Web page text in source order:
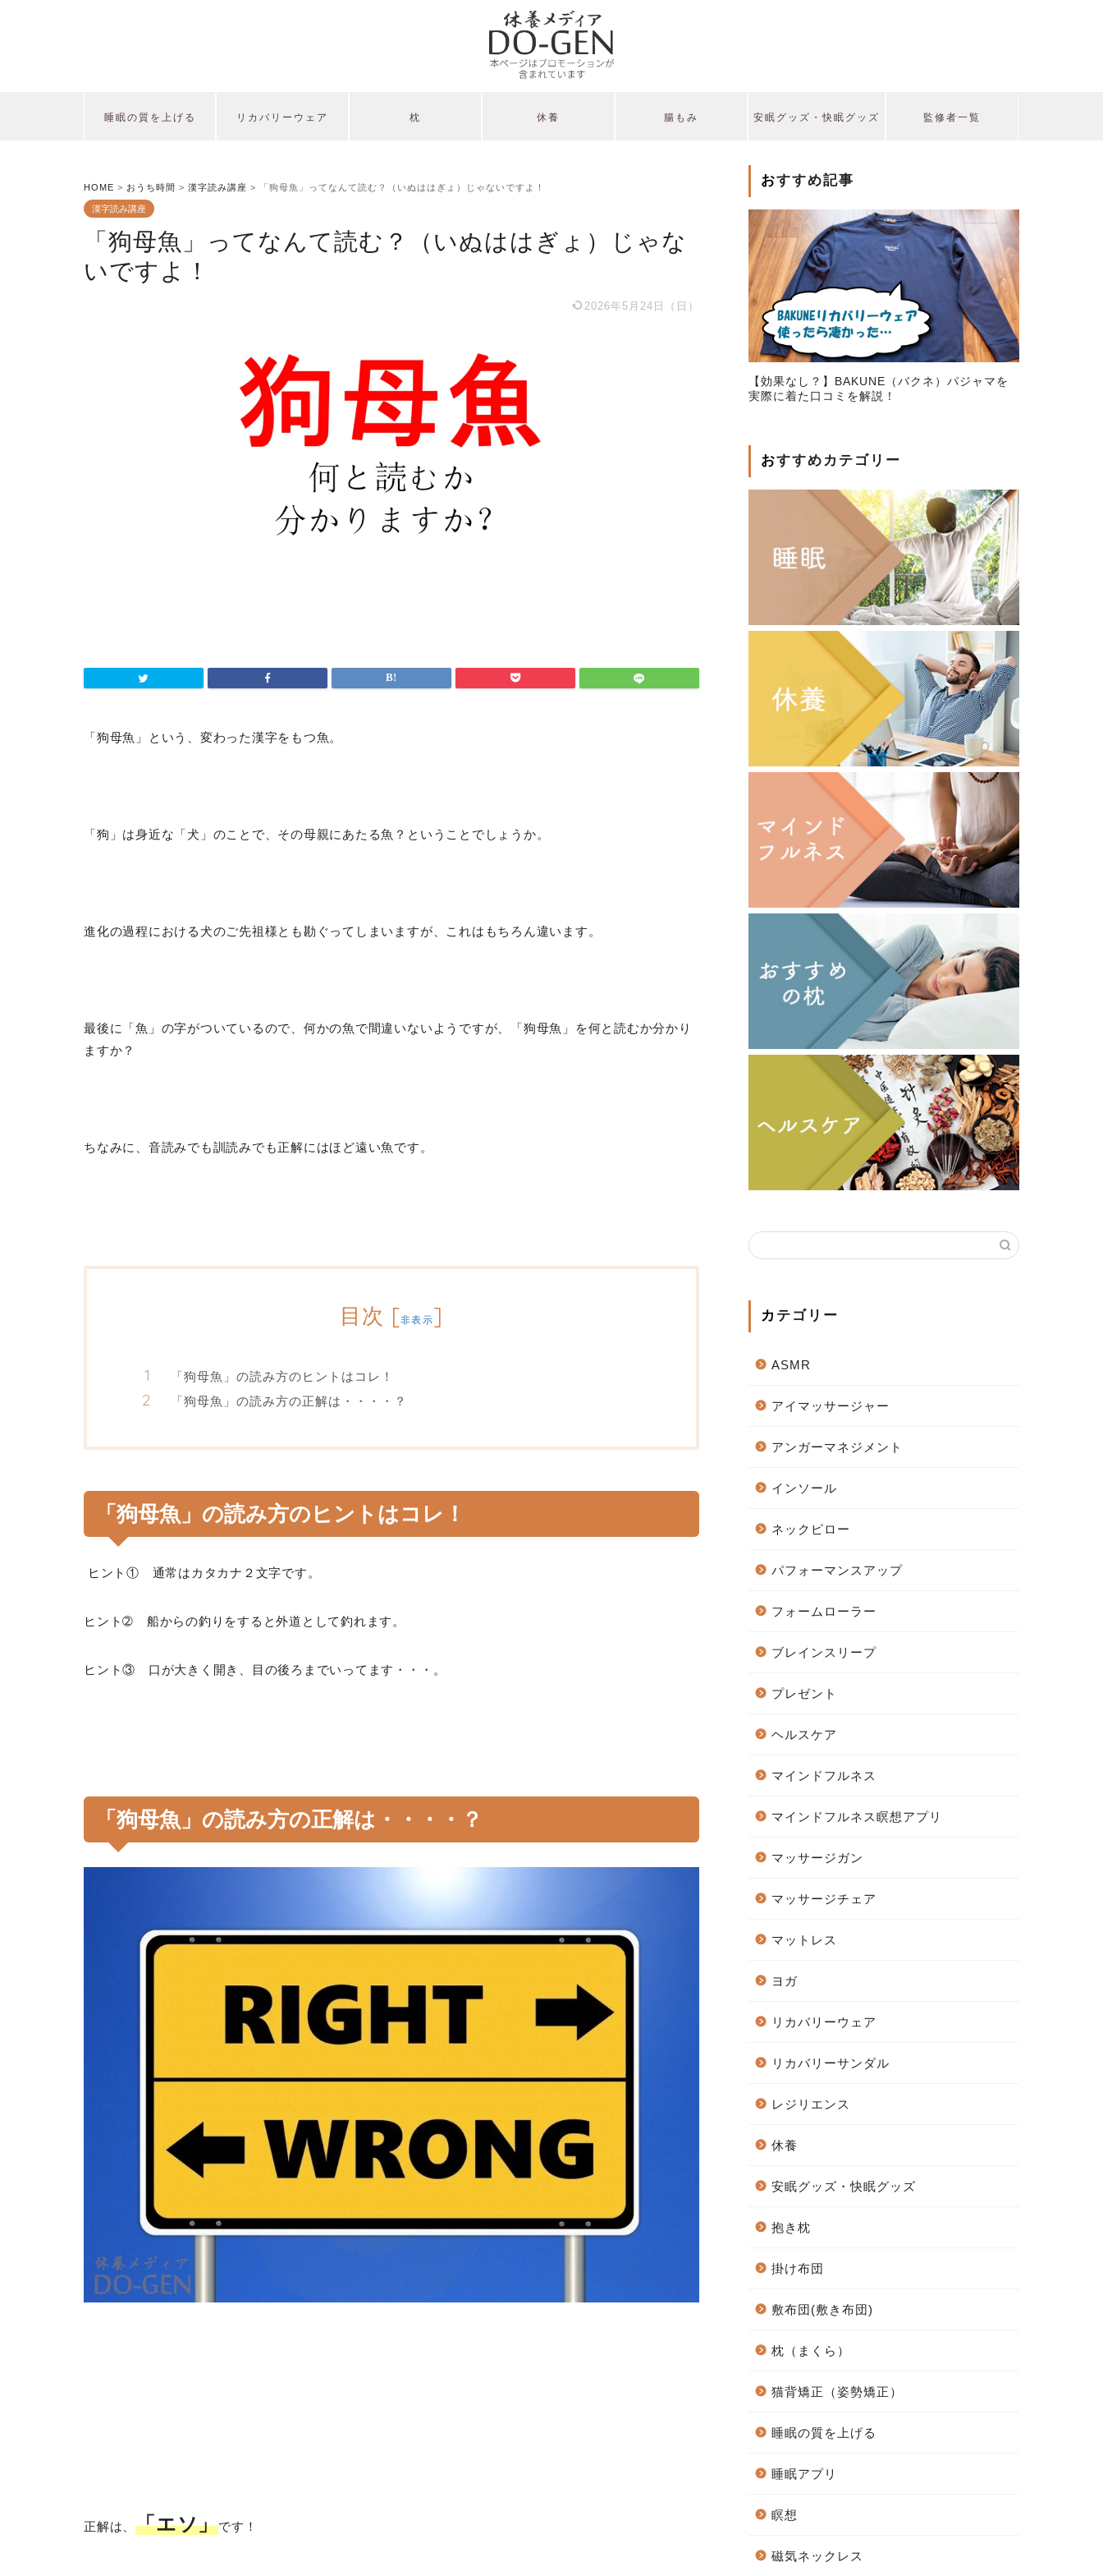
睡眠の質を上げる リカバリーウェア 枕 休養 腸もみ 安眠グッズ・快眠グッズ 監修者一覧
HOME > おうち時間 > 漢字読み講座 > 「狗母魚」ってなんて読む？（いぬははぎょ）じゃないですよ！
漢字読み講座
「狗母魚」ってなんて読む？（いぬははぎょ）じゃな
いですよ！
2026年5月24日（日）
「狗母魚」という、変わった漢字をもつ魚。
「狗」は身近な「犬」のことで、その母親にあたる魚？ということでしょうか。
進化の過程における犬のご先祖様とも勘ぐってしまいますが、これはもちろん違います。
最後に「魚」の字がついているので、何かの魚で間違いないようですが、「狗母魚」を何と読むか分かり
ますか？
ちなみに、音読みでも訓読みでも正解にはほど遠い魚です。
目次 [非表示]
「狗母魚」の読み方のヒントはコレ！
「狗母魚」の読み方の正解は・・・・？
「狗母魚」の読み方のヒントはコレ！
ヒント① 通常はカタカナ２文字です。
ヒント➁ 船からの釣りをすると外道として釣れます。
ヒント③ 口が大きく開き、目の後ろまでいってます・・・。
「狗母魚」の読み方の正解は・・・・？
正解は、「エソ」です！
おすすめ記事
【効果なし？】BAKUNE（バクネ）パジャマを
実際に着た口コミを解説！
おすすめカテゴリー
カテゴリー
ASMR
アイマッサージャー
アンガーマネジメント
インソール
ネックピロー
パフォーマンスアップ
フォームローラー
ブレインスリープ
プレゼント
ヘルスケア
マインドフルネス
マインドフルネス瞑想アプリ
マッサージガン
マッサージチェア
マットレス
ヨガ
リカバリーウェア
リカバリーサンダル
レジリエンス
休養
安眠グッズ・快眠グッズ
抱き枕
掛け布団
敷布団(敷き布団)
枕（まくら）
猫背矯正（姿勢矯正）
睡眠の質を上げる
睡眠アプリ
瞑想
磁気ネックレス